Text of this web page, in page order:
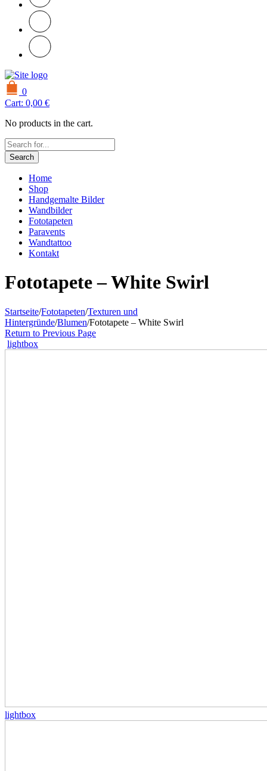
0
Cart: 0,00 €
No products in the cart.
Search
Home
Shop
Handgemalte Bilder
Wandbilder
Fototapeten
Paravents
Wandtattoo
Kontakt
Fototapete – White Swirl
Startseite/Fototapeten/Texturen und
Hintergründe/Blumen/Fototapete – White Swirl
Return to Previous Page
lightbox
lightbox